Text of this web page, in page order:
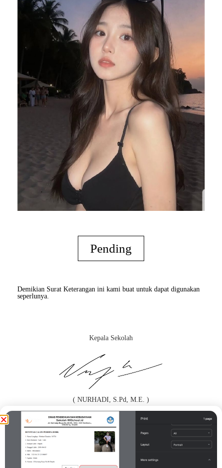
Pending
Demikian Surat Keterangan ini kami buat untuk dapat digunakan
seperlunya.
Kepala Sekolah
( NURHADI, S.Pd, M.E. )
Orang Tua / Wali*